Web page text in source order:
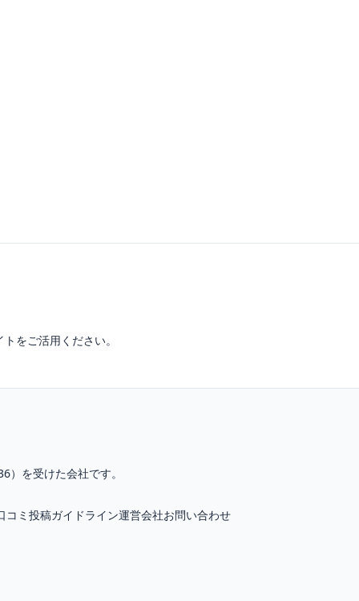
をご活用ください。
）を受けた会社です。
コミ投稿ガイドライン運営会社お問い合わせ